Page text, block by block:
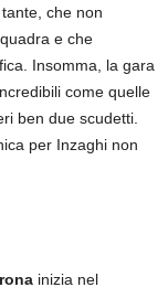
che non
e che
Insomma, la gara
come quelle
ben due scudetti.
per Inzaghi non
inizia nel